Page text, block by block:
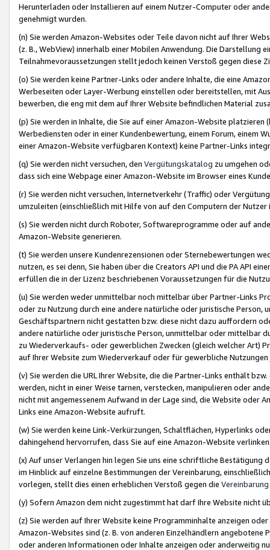
Herunterladen oder Installieren auf einem Nutzer-Computer oder
genehmigt wurden.
(n) Sie werden Amazon-Websites oder Teile davon nicht auf Ihrer
(z. B., WebView) innerhalb einer Mobilen Anwendung. Die Darstellung
Teilnahmevoraussetzungen stellt jedoch keinen Verstoß gegen diese
(o) Sie werden keine Partner-Links oder andere Inhalte, die eine
Werbeseiten oder Layer-Werbung einstellen oder bereitstellen, mit
bewerben, die eng mit dem auf Ihrer Website befindlichen Material
(p) Sie werden in Inhalte, die Sie auf einer Amazon-Website
Werbediensten oder in einer Kundenbewertung, einem Forum, einem
einer Amazon-Website verfügbaren Kontext) keine Partner-Links
(q) Sie werden nicht versuchen, den Vergütungskatalog zu umgehen
dass sich eine Webpage einer Amazon-Website im Browser eines
(r) Sie werden nicht versuchen, Internetverkehr (Traffic) oder
umzuleiten (einschließlich mit Hilfe von auf den Computern der
(s) Sie werden nicht durch Roboter, Softwareprogramme oder auf
Amazon-Website generieren.
(t) Sie werden unsere Kundenrezensionen oder Sternebewertungen
nutzen, es sei denn, Sie haben über die Creators API und die PA API
erfüllen die in der Lizenz beschriebenen Voraussetzungen für die
(u) Sie werden weder unmittelbar noch mittelbar über Partner-Links
oder zu Nutzung durch eine andere natürliche oder juristische
Geschäftspartnern nicht gestatten bzw. diese nicht dazu auffordern
andere natürliche oder juristische Person, unmittelbar oder mittelbar
zu Wiederverkaufs- oder gewerblichen Zwecken (gleich welcher Art)
auf Ihrer Website zum Wiederverkauf oder für gewerbliche
(v) Sie werden die URL Ihrer Website, die die Partner-Links enthält
werden, nicht in einer Weise tarnen, verstecken, manipulieren oder
nicht mit angemessenem Aufwand in der Lage sind, die Website oder
Links eine Amazon-Website aufruft.
(w) Sie werden keine Link-Verkürzungen, Schaltflächen, Hyperlinks
dahingehend hervorrufen, dass Sie auf eine Amazon-Website
(x) Auf unser Verlangen hin legen Sie uns eine schriftliche
im Hinblick auf einzelne Bestimmungen der Vereinbarung,
vorlegen, stellt dies einen erheblichen Verstoß gegen die Vereinbarung
(y) Sofern Amazon dem nicht zugestimmt hat darf Ihre Website nicht
(z) Sie werden auf Ihrer Website keine Programminhalte anzeigen
Amazon-Websites sind (z. B. von anderen Einzelhändlern
oder anderen Informationen oder Inhalte anzeigen oder anderweitig